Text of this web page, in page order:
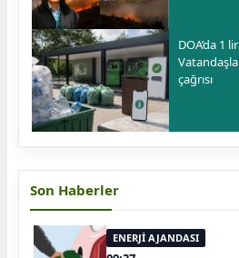
DOA’da 1
çağrısı
Son Haberler
ENERJİ AJANDASI